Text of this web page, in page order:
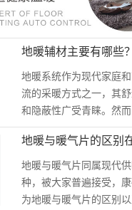
地暖辅材主要有哪些？
地暖系统作为现代家庭
流的采暖方式之一，其
和隐蔽性广受青睐。然而
效、使用寿命长的地暖
于热源设备（如壁挂炉或
和主干管材的选择，更离
辅材的协同配合。这些看
角”，实则在施工质量、
地暖与暖气片的区别
地暖与暖气片同属现代
种，被大家普遍接受，
为地暖与暖气片的区别以